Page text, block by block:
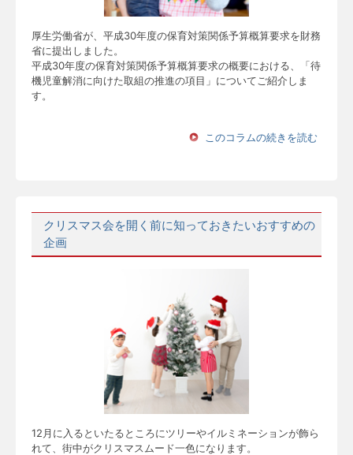
厚生労働省が、平成30年度の保育対策関係予算概算要求を財務
省に提出しました。
平成30年度の保育対策関係予算概算要求の概要における、「待
機児童解消に向けた取組の推進の項目」についてご紹介しま
す。
このコラムの続きを読む
クリスマス会を開く前に知っておきたいおすすめの
企画
12月に入るといたるところにツリーやイルミネーションが飾ら
れて、街中がクリスマスムード一色になります。